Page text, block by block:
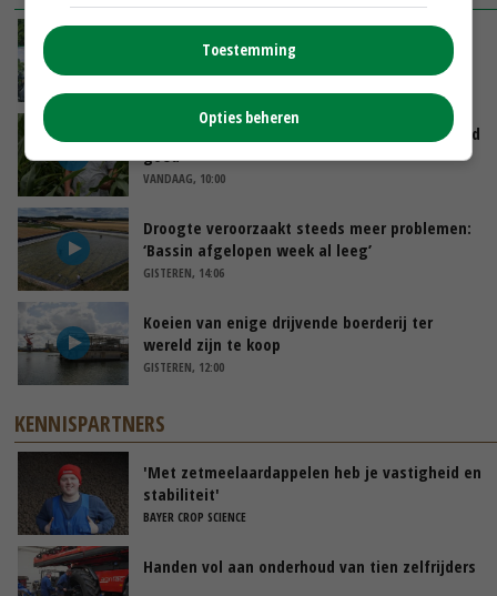
Oekraïne-vlogger Kees Huizinga: ‘Bezoek van
de ambassade mag zelf groente plukken’
Limburgse mais van Frijns doet het verrassend
goed
VANDAAG, 10:00
Droogte veroorzaakt steeds meer problemen:
‘Bassin afgelopen week al leeg’
GISTEREN, 14:06
Koeien van enige drijvende boerderij ter
wereld zijn te koop
GISTEREN, 12:00
KENNISPARTNERS
'Met zetmeelaardappelen heb je vastigheid en
stabiliteit'
BAYER CROP SCIENCE
Handen vol aan onderhoud van tien zelfrijders
Toestemming
Opties beheren